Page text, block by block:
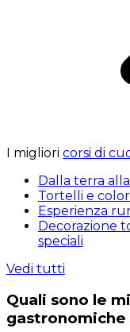
I migliori corsi di
Dalla terra
Tortelli e
Esperienza
Decorazione
speciali
Vedi tutti
Quali sono le
gastronomiche